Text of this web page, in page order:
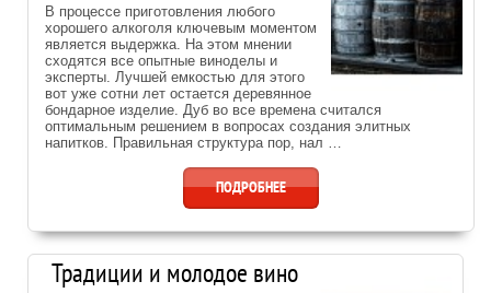
В процессе приготовления любого
хорошего алкоголя ключевым моментом
является выдержка. На этом мнении
сходятся все опытные виноделы и
эксперты. Лучшей емкостью для этого
вот уже сотни лет остается деревянное
бондарное изделие. Дуб во все времена считался
оптимальным решением в вопросах создания элитных
напитков. Правильная структура пор, нал …
ПОДРОБНЕЕ
Традиции и молодое вино